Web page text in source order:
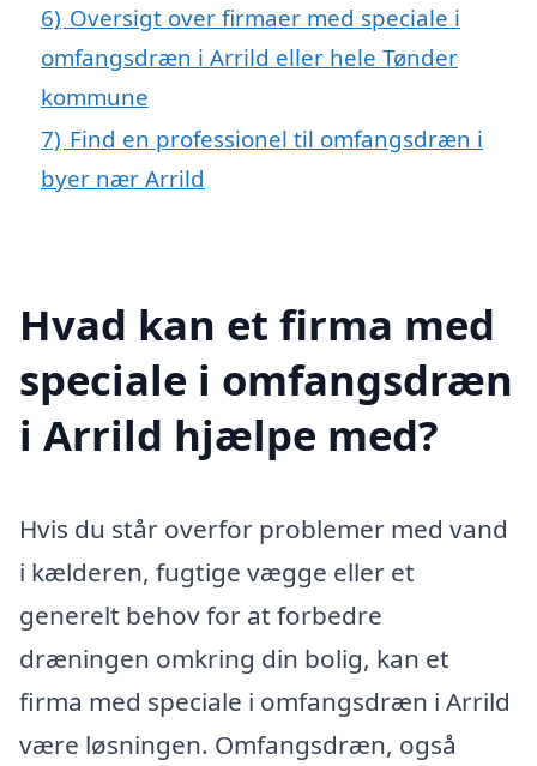
6) Oversigt over firmaer med speciale i
omfangsdræn i Arrild eller hele Tønder
kommune
7) Find en professionel til omfangsdræn i
byer nær Arrild
Hvad kan et firma med
speciale i omfangsdræn
i Arrild hjælpe med?
Hvis du står overfor problemer med vand
i kælderen, fugtige vægge eller et
generelt behov for at forbedre
dræningen omkring din bolig, kan et
firma med speciale i omfangsdræn i Arrild
være løsningen. Omfangsdræn, også